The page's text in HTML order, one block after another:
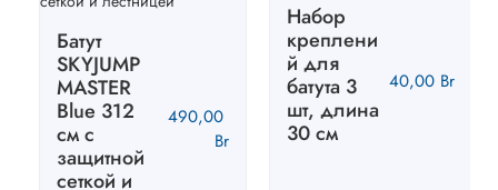
Батут
SKYJUMP
MASTER
Blue 312
cм с
защитной
сеткой и
490,00
Br
Набор
креплени
й для
батута 3
шт, длина
30 см
40,00 Br